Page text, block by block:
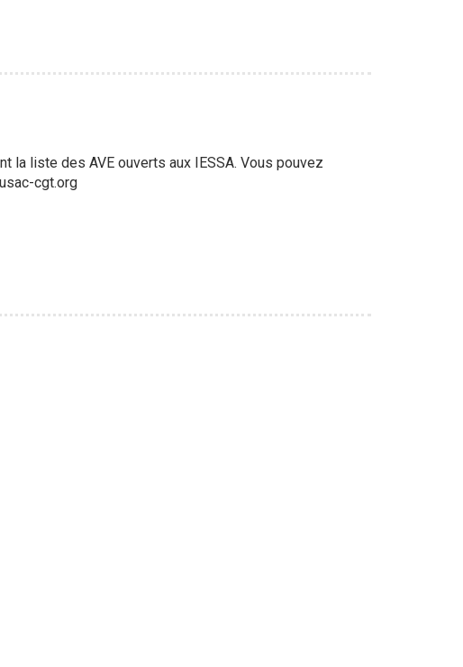
la liste des AVE ouverts aux IESSA. Vous pouvez
cgt.org